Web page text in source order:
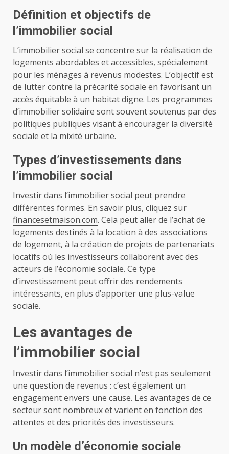
Définition et objectifs de
l’immobilier social
L’immobilier social se concentre sur la réalisation de
logements abordables et accessibles, spécialement
pour les ménages à revenus modestes. L’objectif est
de lutter contre la précarité sociale en favorisant un
accès équitable à un habitat digne. Les programmes
d’immobilier solidaire sont souvent soutenus par des
politiques publiques visant à encourager la diversité
sociale et la mixité urbaine.
Types d’investissements dans
l’immobilier social
Investir dans l’immobilier social peut prendre
différentes formes. En savoir plus, cliquez sur
financesetmaison.com. Cela peut aller de l’achat de
logements destinés à la location à des associations
de logement, à la création de projets de partenariats
locatifs où les investisseurs collaborent avec des
acteurs de l’économie sociale. Ce type
d’investissement peut offrir des rendements
intéressants, en plus d’apporter une plus-value
sociale.
Les avantages de
l’immobilier social
Investir dans l’immobilier social n’est pas seulement
une question de revenus : c’est également un
engagement envers une cause. Les avantages de ce
secteur sont nombreux et varient en fonction des
attentes et des priorités des investisseurs.
Un modèle d’économie sociale